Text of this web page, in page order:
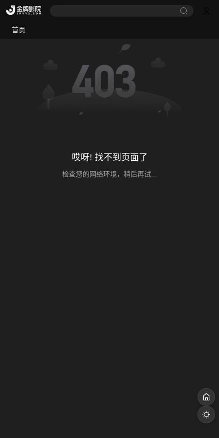
首页
哎呀! 找不到页面了
检查您的网络环境，稍后再试...